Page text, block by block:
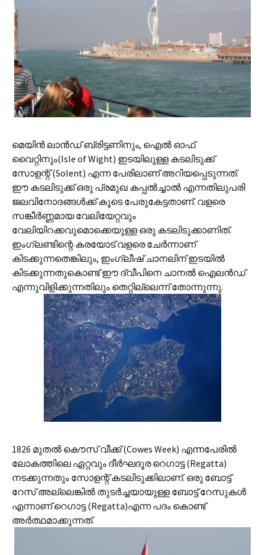
മെയിന്‍ ലാന്‍ഡ് ബ്രിട്ടണിനും, ഐല്‍ ഓഫ്
വൈറ്റിനും(Isle of Wight) ഇടയിലുള്ള കടലിടുക്ക്
സോളന്റ് (Solent) എന്ന പേരിലാണ് അറിയപ്പെടുന്നത്.
ഈ കടലിടുക്ക് ഒരു പ്രമുഖ കപ്പല്‍ച്ചാല്‍ എന്നതിലുപരി
ജലവിനോദങ്ങള്‍ക്ക് കൂടെ പേരുകേട്ടതാണ്. വളരെ
സങ്കീര്‍ണ്ണമായ വേലിയേറ്റവും
വേലിയിറക്കവുമൊക്കെയുള്ള ഒരു കടലിടുക്കാണിത്.
ഇംഗ്ലണ്ടിന്റെ കരയോട് വളരെ ചേര്‍ന്നാണ്
കിടക്കുന്നതെങ്കിലും, ഇംഗ്ലീഷ് ചാനലിന് ഇടയില്‍
കിടക്കുന്നതുകൊണ്ട് ഈ ദ്വീപിനെ ചാനല്‍ ഐലന്‍ഡ്
എന്നുവിളിക്കുന്നതിലും തെറ്റില്ലെന്ന് തോന്നുന്നു.
1826 മുതല്‍ കൌസ് വീക്ക് (Cowes Week) എന്നപേരില്‍
ലോകത്തിലെ ഏറ്റവും ദീര്‍ഘദൂര റെഗാട്ട (Regatta)
നടക്കുന്നതും സോളന്റ് കടലിടുക്കിലാണ്. ഒരു ബോട്ട്
റേസ് അല്ലെങ്കില്‍ തുടര്‍ച്ചയായുള്ള ബോട്ട് റേസുകള്‍
എന്നാണ് റെഗാട്ട (Regatta)എന്ന പദം കൊണ്ട്
അര്‍ത്ഥമാക്കുന്നത്.